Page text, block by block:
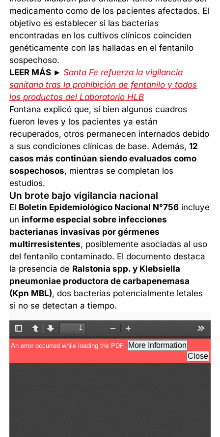
medicamento como de los pacientes afectados. El
objetivo es establecer si las bacterias
encontradas en los cultivos clínicos coinciden
genéticamente con las halladas en el fentanilo
sospechoso.
LEER MÁS ►Santa Fe refuerza la vigilancia
sanitaria tras la prohibición de fentanilo y todos
los productos del Laboratorio HLB
Fontana explicó que, si bien algunos cuadros
fueron leves y los pacientes ya están
recuperados, otros permanecen internados debido
a sus condiciones clínicas de base. Además,12
casos más continúan siendo evaluados como
sospechosos, mientras se completan los
estudios.
Un brote bajo vigilancia nacional
El Boletín Epidemiológico Nacional N°756 incluye
un informe especial sobre infecciones
bacterianas invasivas por gérmenes
multirresistentes, posiblemente asociadas al uso
del fentanilo contaminado. El documento destaca
la presencia de Ralstonia spp. y Klebsiella
pneumoniae productora de carbapenemasa
(Kpn MBL), dos bacterias potencialmente letales
si no se detectan a tiempo.